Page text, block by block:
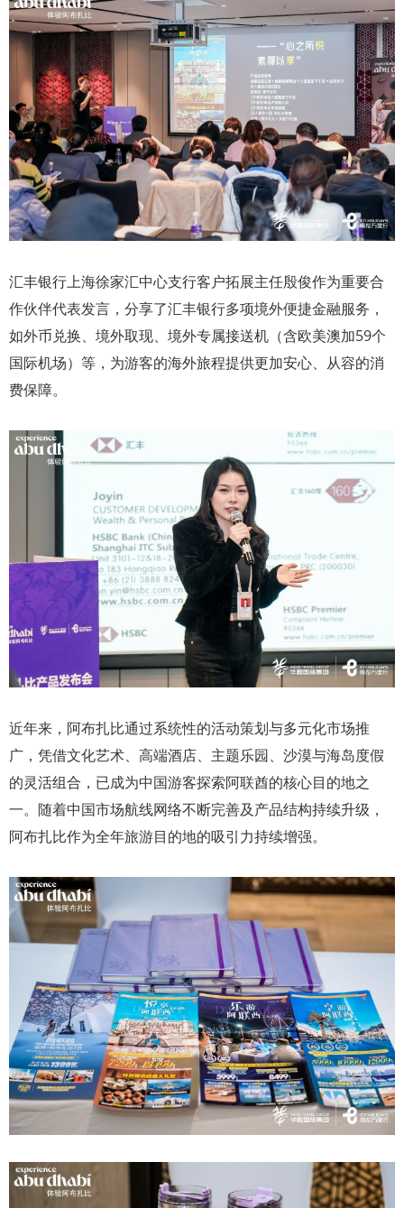
汇丰银行上海徐家汇中心支行客户拓展主任殷俊作为重要合
作伙伴代表发言，分享了汇丰银行多项境外便捷金融服务，
如外币兑换、境外取现、境外专属接送机（含欧美澳加59个
国际机场）等，为游客的海外旅程提供更加安心、从容的消
费保障。
近年来，阿布扎比通过系统性的活动策划与多元化市场推
广，凭借文化艺术、高端酒店、主题乐园、沙漠与海岛度假
的灵活组合，已成为中国游客探索阿联酋的核心目的地之
一。随着中国市场航线网络不断完善及产品结构持续升级，
阿布扎比作为全年旅游目的地的吸引力持续增强。